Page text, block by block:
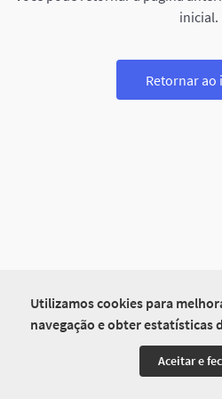
Utilizamos cookies para
navegação e obter estatísticas
Aceitar e
inicial.
Retornar ao